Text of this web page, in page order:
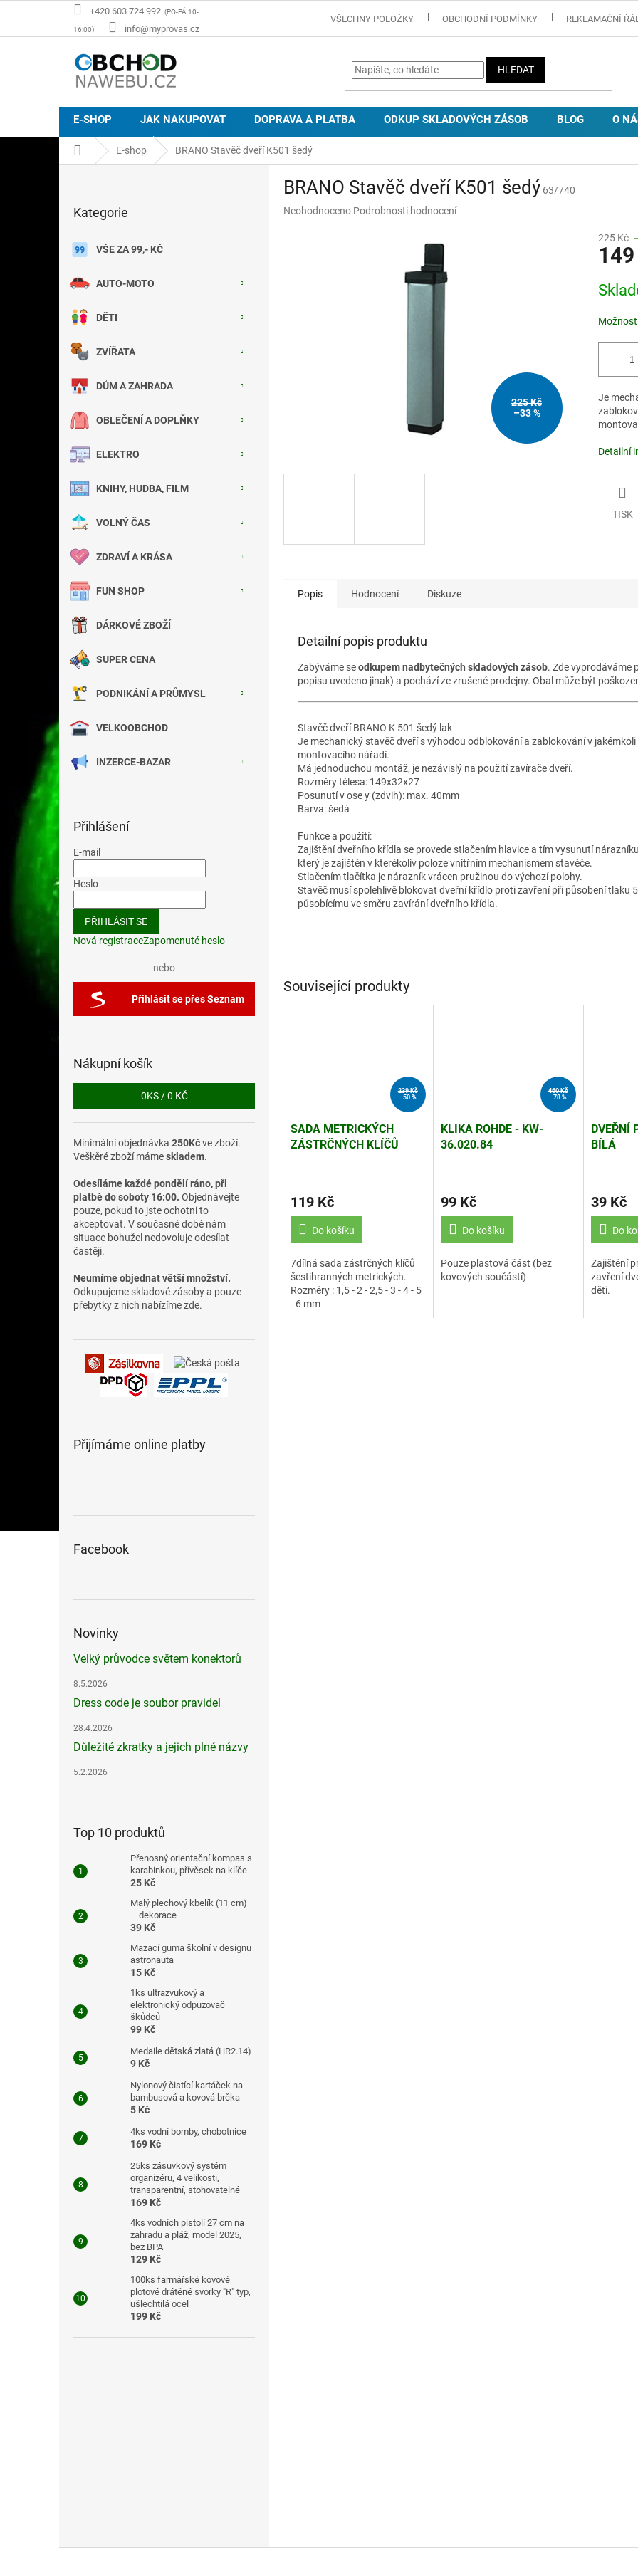
+420 603 724 992
info@myprovas.cz
VŠECHNY POLOŽKY OBCHODNÍ PODMÍNKY REKLAMAČNÍ
HLEDAT
E-SHOP JAK NAKUPOVAT DOPRAVA A PLATBA ODKUP SKLADOVÝCH ZÁSOB BLOG O
Domů E-shop BRANO Stavěč dveří K501 šedý
kategorie
Kategorie
VŠE ZA 99,- KČ
AUTO-MOTO
DĚTI
ZVÍŘATA
DŮM A ZAHRADA
OBLEČENÍ A DOPLŇKY
ELEKTRO
KNIHY, HUDBA, FILM
VOLNÝ ČAS
ZDRAVÍ A KRÁSA
FUN SHOP
DÁRKOVÉ ZBOŽÍ
SUPER CENA
PODNIKÁNÍ A PRŮMYSL
VELKOOBCHOD
INZERCE-BAZAR
Přihlášení
E-mail
Heslo
PŘIHLÁSIT SE
Nová registraceZapomenuté heslo
nebo
Přihlásit se přes Seznam
Nákupní košík
0KS /0 KČ
Minimální objednávka 250Kčve zboží.
Veškěré zboží mámeskladem.
Odesíláme každé pondělí ráno, při
platbě do soboty 16:00. Objednávejte
pouze, pokud to jste ochotni to
akceptovat. V současné době nám
situace bohužel nedovoluje odesílat
častěji.
Neumíme objednat větší množství.
Odkupujeme skladové zásoby a pouze
přebytky z nich nabízíme zde.
Přijímáme online platby
Facebook
Novinky
Velký průvodce světem konektorů
8.5.2026
Dress code je soubor pravidel
28.4.2026
Důležité zkratky a jejich plné názvy
5.2.2026
Top 10 produktů
Přenosný orientační kompas s
karabinkou, přívěsek na klíče
25 Kč
Malý plechový kbelík (11 cm)
– dekorace
39 Kč
Mazací guma školní v designu
astronauta
15 Kč
1ks ultrazvukový a
elektronický odpuzovač
škůdců
99 Kč
Medaile dětská zlatá (HR2.14)
9 Kč
Nylonový čistící kartáček na
bambusová a kovová brčka
5 Kč
4ks vodní bomby, chobotnice
169 Kč
25ks zásuvkový systém
organizéru, 4 velikosti,
transparentní, stohovatelné
169 Kč
4ks vodních pistolí 27 cm na
zahradu a pláž, model 2025,
bez BPA
129 Kč
100ks farmářské kovové
plotové drátěné svorky "R" typ,
ušlechtilá ocel
199 Kč
BRANO Stavěč dveří K501 šedý 63/740
Průměrné
Neohodnoceno Podrobnosti hodnocení
225 Kč
–33 %
225 Kč
cena:
Je
Detailní
TISK
Popis Hodnocení Diskuze
Detailní popis produktu
Zabýváme seodkupem nadbytečných skladových zásob. Zde vyprodáváme
popisu uvedeno jinak) a pochází ze zrušené prodejny. Obal může být
Stavěč dveří BRANO K 501 šedý lak
Je mechanický stavěč dveří s výhodou odblokování a zablokování v
montovacího nářadí.
Má jednoduchou montáž, je nezávislý na použití zavírače dveří.
Rozměry tělesa: 149x32x27
Posunutí v ose y (zdvih): max. 40mm
Barva: šedá
Funkce a použití:
Zajištění dveřního křídla se provede stlačením hlavice a tím vysunutí
který je zajištěn v kterékoliv poloze vnitřním mechanismem stavěče.
Stlačením tlačítka je nárazník vrácen pružinou do výchozí polohy.
Stavěč musí spolehlivě blokovat dveřní křídlo proti zavření při působení tlaku
působícímu ve směru zavírání dveřního křídla.
Související produkty
239 Kč
–50 %
SADA METRICKÝCH
ZÁSTRČNÝCH KLÍČŮ
119 Kč
Do košíku
7dílná sada zástrčných klíčů
šestihranných metrických.
Rozměry : 1,5 - 2 - 2,5 - 3 - 4 - 5
- 6 mm
460 Kč
–78 %
KLIKA ROHDE - KW-
36.020.84
99 Kč
Do košíku
Pouze plastová část (bez
kovových součástí)
DVEŘNÍ
BÍLÁ
39 Kč
Do
Zajištění
zavření
děti.